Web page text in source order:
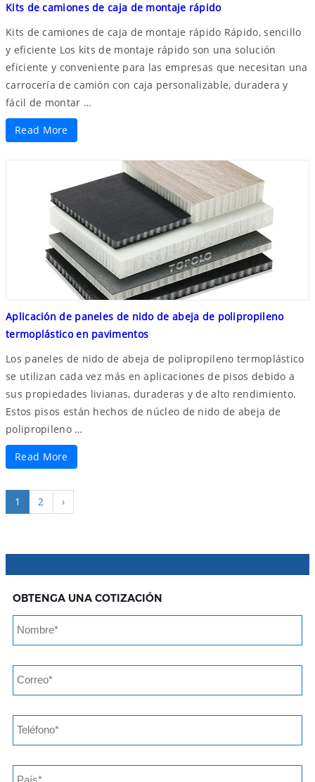
Kits de camiones de caja de montaje rápido
Kits de camiones de caja de montaje rápido Rápido, sencillo
y eficiente Los kits de montaje rápido son una solución
eficiente y conveniente para las empresas que necesitan una
carrocería de camión con caja personalizable, duradera y
fácil de montar …
Read More
Aplicación de paneles de nido de abeja de polipropileno
termoplástico en pavimentos
Los paneles de nido de abeja de polipropileno termoplástico
se utilizan cada vez más en aplicaciones de pisos debido a
sus propiedades livianas, duraderas y de alto rendimiento.
Estos pisos están hechos de núcleo de nido de abeja de
polipropileno …
Read More
1 2 ›
OBTENGA UNA COTIZACIÓN